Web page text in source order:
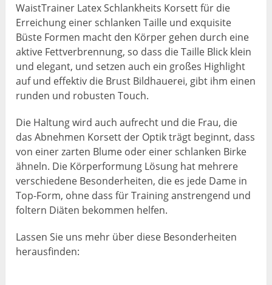
WaistTrainer Latex Schlankheits Korsett für die
Erreichung einer schlanken Taille und exquisite
Büste Formen macht den Körper gehen durch eine
aktive Fettverbrennung, so dass die Taille Blick klein
und elegant, und setzen auch ein großes Highlight
auf und effektiv die Brust Bildhauerei, gibt ihm einen
runden und robusten Touch.
Die Haltung wird auch aufrecht und die Frau, die
das Abnehmen Korsett der Optik trägt beginnt, dass
von einer zarten Blume oder einer schlanken Birke
ähneln. Die Körperformung Lösung hat mehrere
verschiedene Besonderheiten, die es jede Dame in
Top-Form, ohne dass für Training anstrengend und
foltern Diäten bekommen helfen.
Lassen Sie uns mehr über diese Besonderheiten
herausfinden: